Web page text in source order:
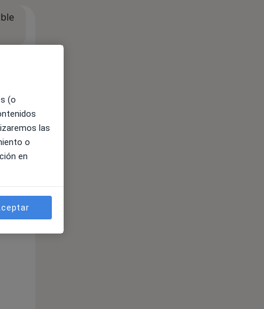
(o
las
o
en